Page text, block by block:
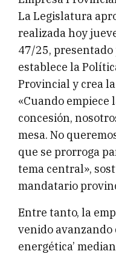
La Legislatura
realizada hoy
47/25, presentado
establece la
Provincial y crea
«Cuando empiece
concesión,
mesa. No
que se prorroga
tema central»,
mandatario
Entre tanto, la
venido avanzando
energética’